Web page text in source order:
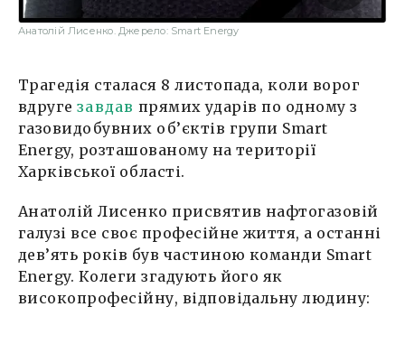
Анатолій Лисенко. Джерело: Smart Energy
Трагедія сталася 8 листопада, коли ворог
вдругезавдав прямих ударів по одному з
газовидобувних об’єктів групи Smart
Energy, розташованому на території
Харківської області.
Анатолій Лисенко присвятив нафтогазовій
галузі все своє професійне життя, а останні
дев’ять років був частиною команди Smart
Energy. Колеги згадують його як
високопрофесійну, відповідальну людину: